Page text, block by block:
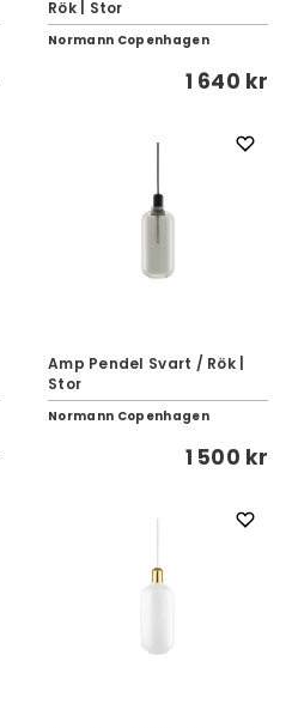
Rök | Stor
Normann Copenhagen
1 640 kr
Amp Pendel Svart / Rök |
Stor
Normann Copenhagen
1 500 kr